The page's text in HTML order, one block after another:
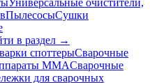
Универсальные очистители,
ПылесосыСушки
в раздел →
cпоттерыСварочные
MMAСварочные
для сварочных